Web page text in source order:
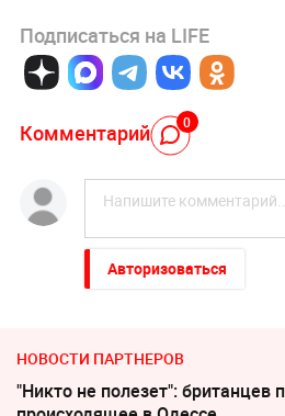
Подписаться на LIFE
Комментарий 0
Авторизоваться
НОВОСТИ ПАРТНЕРОВ
"Никто не полезет": британцев